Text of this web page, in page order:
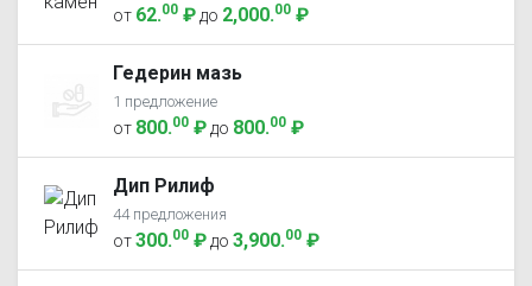
от 62.00 ₽ до 2,000.00 ₽
Гедерин мазь
1 предложение
от 800.00 ₽ до 800.00 ₽
Дип Рилиф
44 предложения
от300.00 ₽ до 3,900.00 ₽